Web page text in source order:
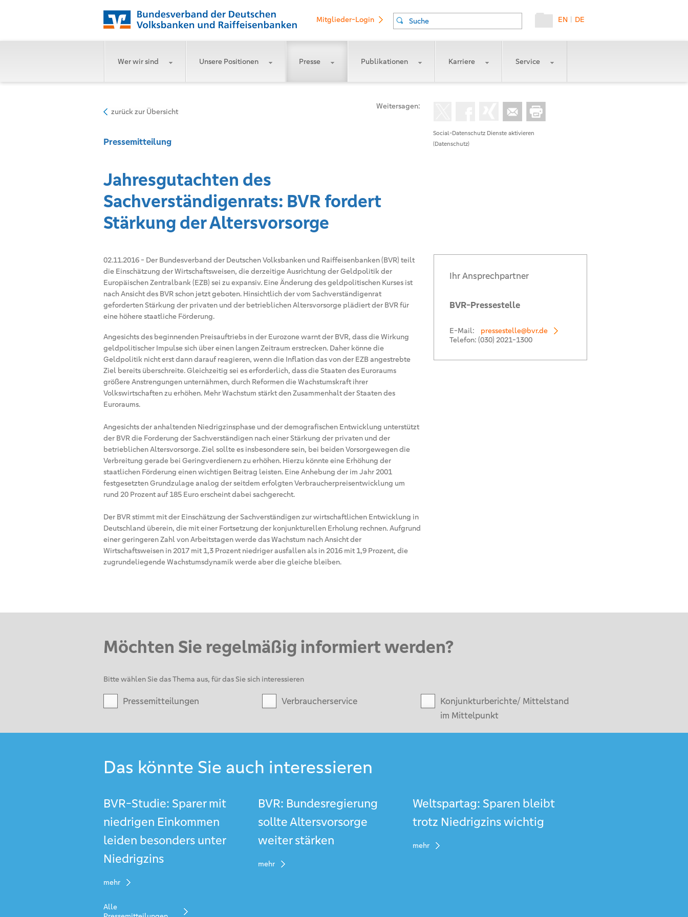
DE
|
EN
Suche
Mitglieder-Login
Wer wir sind Unsere Positionen Presse Publikationen Karriere Service
Social-Datenschutz Dienste aktivieren
(Datenschutz)
Weitersagen:
zurück zur Übersicht
Pressemitteilung
Jahresgutachten des
Sachverständigenrats: BVR fordert
Stärkung der Altersvorsorge
02.11.2016 - Der Bundesverband der Deutschen Volksbanken und Raiffeisenbanken (BVR) teilt
die Einschätzung der Wirtschaftsweisen, die derzeitige Ausrichtung der Geldpolitik der
Europäischen Zentralbank (EZB) sei zu expansiv. Eine Änderung des geldpolitischen Kurses ist
nach Ansicht des BVR schon jetzt geboten. Hinsichtlich der vom Sachverständigenrat
geforderten Stärkung der privaten und der betrieblichen Altersvorsorge plädiert der BVR für
eine höhere staatliche Förderung.
Angesichts des beginnenden Preisauftriebs in der Eurozone warnt der BVR, dass die Wirkung
geldpolitischer Impulse sich über einen langen Zeitraum erstrecken. Daher könne die
Geldpolitik nicht erst dann darauf reagieren, wenn die Inflation das von der EZB angestrebte
Ziel bereits überschreite. Gleichzeitig sei es erforderlich, dass die Staaten des Euroraums
größere Anstrengungen unternähmen, durch Reformen die Wachstumskraft ihrer
Volkswirtschaften zu erhöhen. Mehr Wachstum stärkt den Zusammenhalt der Staaten des
Euroraums.
Angesichts der anhaltenden Niedrigzinsphase und der demografischen Entwicklung unterstützt
der BVR die Forderung der Sachverständigen nach einer Stärkung der privaten und der
betrieblichen Altersvorsorge. Ziel sollte es insbesondere sein, bei beiden Vorsorgewegen die
Verbreitung gerade bei Geringverdienern zu erhöhen. Hierzu könnte eine Erhöhung der
staatlichen Förderung einen wichtigen Beitrag leisten. Eine Anhebung der im Jahr 2001
festgesetzten Grundzulage analog der seitdem erfolgten Verbraucherpreisentwicklung um
rund 20 Prozent auf 185 Euro erscheint dabei sachgerecht.
Der BVR stimmt mit der Einschätzung der Sachverständigen zur wirtschaftlichen Entwicklung in
Deutschland überein, die mit einer Fortsetzung der konjunkturellen Erholung rechnen. Aufgrund
einer geringeren Zahl von Arbeitstagen werde das Wachstum nach Ansicht der
Wirtschaftsweisen in 2017 mit 1,3 Prozent niedriger ausfallen als in 2016 mit 1,9 Prozent, die
zugrundeliegende Wachstumsdynamik werde aber die gleiche bleiben.
Ihr Ansprechpartner
BVR-Pressestelle
E-Mail:
pressestelle@bvr.de
Telefon: (030) 2021-1300
Möchten Sie regelmäßig informiert werden?
Bitte wählen Sie das Thema aus, für das Sie sich interessieren
Pressemitteilungen Verbraucherservice
Konjunkturberichte/ Mittelstand
im Mittelpunkt
Das könnte Sie auch interessieren
BVR-Studie: Sparer mit
niedrigen Einkommen
leiden besonders unter
Niedrigzins
mehr
BVR: Bundesregierung
sollte Altersvorsorge
weiter stärken
mehr
Weltspartag: Sparen bleibt
trotz Niedrigzins wichtig
mehr
Alle